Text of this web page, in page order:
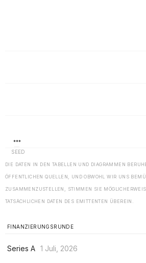
DIE DATEN IN DEN TABELLEN UND DIAGRAMMEN
ÖFFENTLICHEN QUELLEN, UND OBWOHL WIR UNS
ZUSAMMENZUSTELLEN, STIMMEN SIE
TATSÄCHLICHEN DATEN DES EMITTENTEN ÜBEREIN.
FINANZIERUNGSRUNDE
Series A 1 Juli, 2026